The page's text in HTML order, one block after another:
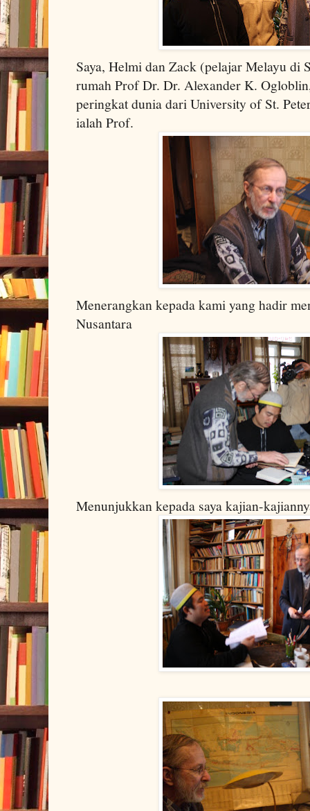
Saya, Helmi dan Zack (pelajar Melayu di
rumah Prof Dr. Dr. Alexander K.
peringkat dunia dariUniversityofSt.
ialah Prof.
Menerangkan kepada kami yang hadir
Nusantara
Menunjukkan kepada saya kajian-